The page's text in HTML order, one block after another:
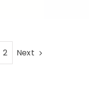
2 Next